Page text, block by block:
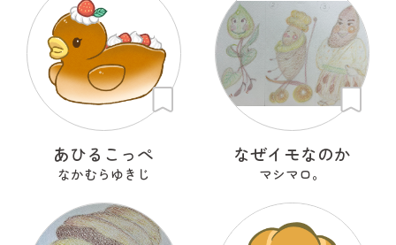
あひるこっぺ
なかむらゆきじ
なぜイモなのか
マシマロ。